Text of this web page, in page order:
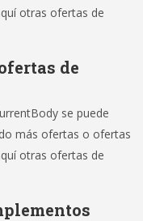
otras ofertas de
de
se puede
más ofertas o ofertas
otras ofertas de